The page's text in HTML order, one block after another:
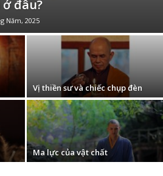
đâu?
Năm, 2025
Vị thiền sư và chiếc chụp đèn
Ma lực của vật chất